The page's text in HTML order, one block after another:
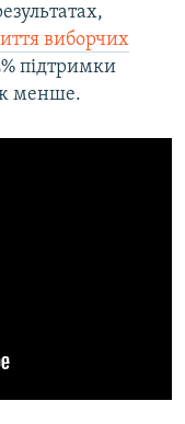
виборчих
підтримки
менше.